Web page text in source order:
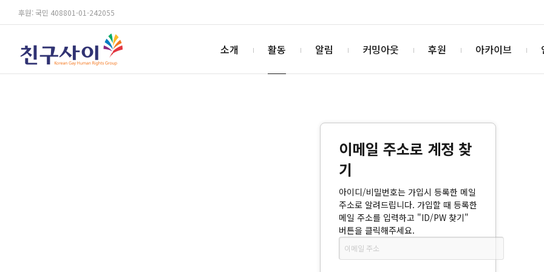
후원: 국민 408801-01-242055
소개 활동 알림 커밍아웃 후원 아카이브
이메일 주소로 계정 찾
기
아이디/비밀번호는 가입시 등록한 메일
주소로 알려드립니다. 가입할 때 등록한
메일 주소를 입력하고 "ID/PW 찾기"
버튼을 클릭해주세요.